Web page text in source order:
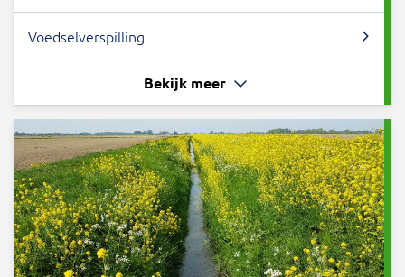
Voedselverspilling
Bekijk meer